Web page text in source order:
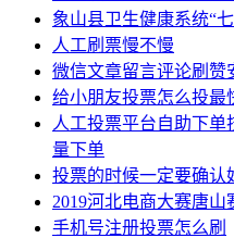
象山县卫生健康系统“
人工刷票慢不慢
微信文章留言评论刷赞
给小朋友投票怎么投最
人工投票平台自助下
量下单
投票的时候一定要确认
2019河北电商大赛唐
手机号注册投票怎么刷